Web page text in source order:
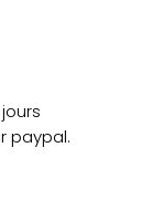
paypal.